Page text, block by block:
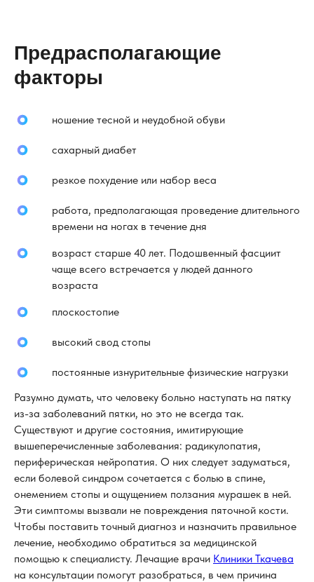
Предрасполагающие
факторы
ношение тесной и неудобной обуви
сахарный диабет
резкое похудение или набор веса
работа, предполагающая проведение длительного
времени на ногах в течение дня
возраст старше 40 лет. Подошвенный фасциит
чаще всего встречается у людей данного
возраста
плоскостопие
высокий свод стопы
постоянные изнурительные физические нагрузки
Разумно думать, что человеку больно наступать на пятку
из-за заболеваний пятки, но это не всегда так.
Существуют и другие состояния, имитирующие
вышеперечисленные заболевания: радикулопатия,
периферическая нейропатия. О них следует задуматься,
если болевой синдром сочетается с болью в спине,
онемением стопы и ощущением ползания мурашек в ней.
Эти симптомы вызвали не повреждения пяточной кости.
Чтобы поставить точный диагноз и назначить правильное
лечение, необходимо обратиться за медицинской
помощью к специалисту. Лечащие врачи Клиники Ткачева
на консультации помогут разобраться, в чем причина